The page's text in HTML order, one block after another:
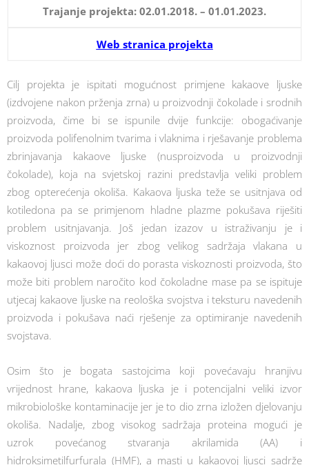
Trajanje projekta: 02.01.2018. – 01.01.2023.
Web stranica projekta
Cilj projekta je ispitati mogućnost primjene kakaove ljuske
(izdvojene nakon prženja zrna) u proizvodnji čokolade i srodnih
proizvoda, čime bi se ispunile dvije funkcije: obogaćivanje
proizvoda polifenolnim tvarima i vlaknima i rješavanje problema
zbrinjavanja kakaove ljuske (nusproizvoda u proizvodnji
čokolade), koja na svjetskoj razini predstavlja veliki problem
zbog opterećenja okoliša. Kakaova ljuska teže se usitnjava od
kotiledona pa se primjenom hladne plazme pokušava riješiti
problem usitnjavanja. Još jedan izazov u istraživanju je i
viskoznost proizvoda jer zbog velikog sadržaja vlakana u
kakaovoj ljusci može doći do porasta viskoznosti proizvoda, što
može biti problem naročito kod čokoladne mase pa se ispituje
utjecaj kakaove ljuske na reološka svojstva i teksturu navedenih
proizvoda i pokušava naći rješenje za optimiranje navedenih
svojstava.
Osim što je bogata sastojcima koji povećavaju hranjivu
vrijednost hrane, kakaova ljuska je i potencijalni veliki izvor
mikrobiološke kontaminacije jer je to dio zrna izložen djelovanju
okoliša. Nadalje, zbog visokog sadržaja proteina mogući je
uzrok povećanog stvaranja akrilamida (AA) i
hidroksimetilfurfurala (HMF), a masti u kakaovoj ljusci sadrže